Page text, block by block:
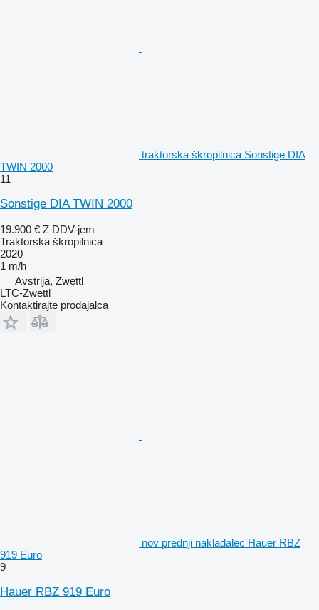
traktorska škropilnica Sonstige DIA
TWIN 2000
11
Sonstige DIA TWIN 2000
19.900 € Z DDV-jem
Traktorska škropilnica
2020
1 m/h
Avstrija, Zwettl
LTC-Zwettl
Kontaktirajte prodajalca
nov prednji nakladalec Hauer RBZ
919 Euro
9
Hauer RBZ 919 Euro